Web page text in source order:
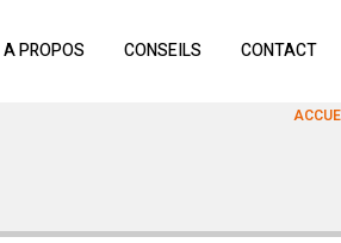
A PROPOS CONSEILS CONTACT